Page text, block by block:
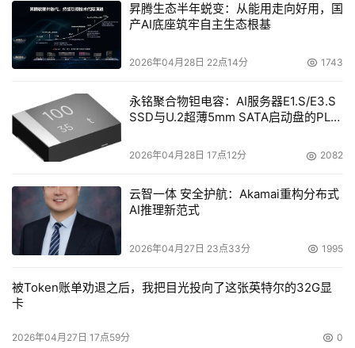
昇腾生态半年蜕变：从能用走向好用，国
产AI底座筑牢自主生态根基
2026年04月28日 22点14分 1743
永铭聚合物钽电容：AI服务器E1.S/E3.S
SSD与U.2超薄5mm SATA启动盘的PLP
2026年04月28日 17点12分 2082
云智一体 安全护航：Akamai重构分布式
AI推理新范式
2026年04月27日 23点33分 1995
被Token账单劝退之后，我把目光投向了这张英特尔的32G显
卡
2026年04月27日 17点59分 0